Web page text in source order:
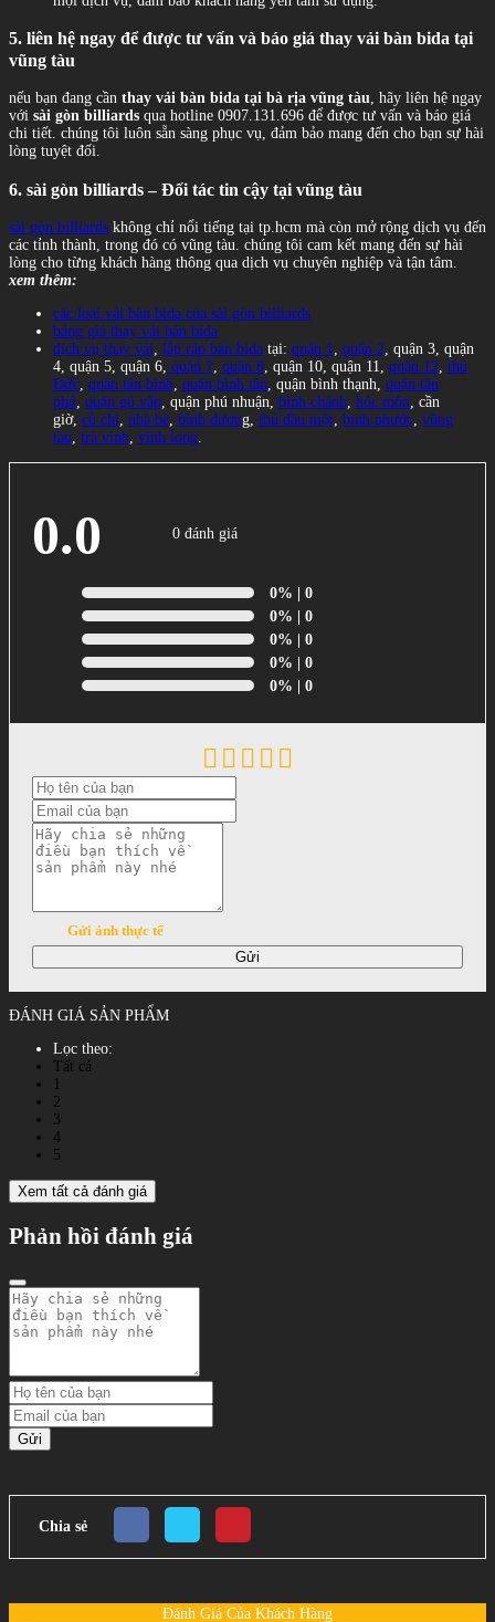
5. liên hệ ngay để được tư vấn và báo giá thay vải bàn bida tại
vũng tàu
nếu bạn đang cần thay vải bàn bida tại bà rịa vũng tàu, hãy liên hệ ngay
với sài gòn billiards qua hotline 0907.131.696 để được tư vấn và báo giá
chi tiết. chúng tôi luôn sẵn sàng phục vụ, đảm bảo mang đến cho bạn sự hài
lòng tuyệt đối.
6. sài gòn billiards – Đối tác tin cậy tại vũng tàu
sài gòn billiards không chỉ nổi tiếng tại tp.hcm mà còn mở rộng dịch vụ đến
các tỉnh thành, trong đó có vũng tàu. chúng tôi cam kết mang đến sự hài
lòng cho từng khách hàng thông qua dịch vụ chuyên nghiệp và tận tâm.
xem thêm:
các loại vải bàn bida của sài gòn billiards
bảng giá thay vải bàn bida
dịch vụ thay vải, lắp ráp bàn bida tại: quận 1, quận 2, quận 3, quận
4, quận 5, quận 6, quận 7, quận 8, quận 10, quận 11, quận 12, thủ
Đức, quận tân bình, quận bình tân, quận bình thạnh, quận tân
phú, quận gò vấp, quận phú nhuận, bình chánh, hóc môn, cần
giờ, củ chi, nhà bè, bình dương, thủ dầu một, bình phước, vũng
tàu, trà vinh, vĩnh long.
0.0 0 đánh giá
0% | 0
0% | 0
0% | 0
0% | 0
0% | 0
Gửi ảnh thực tế
Gửi
ĐÁNH GIÁ SẢN PHẨM
Lọc theo:
Tất cả
2
3
4
5
Xem tất cả đánh giá
Phản hồi đánh giá
Gửi
Chia sẻ
Đánh Giá Của Khách Hàng